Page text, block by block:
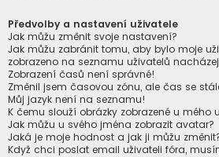
Předvolby a nastavení uživatele
Jak můžu změnit svoje nastavení?
Jak můžu zabránit tomu, aby bylo moje
zobrazeno na seznamu uživatelů
Zobrazení časů není správné!
Změnil jsem časovou zónu, ale čas se
Můj jazyk není na seznamu!
K čemu slouží obrázky zobrazené u mého
Jak můžu u svého jména zobrazit avatar?
Jaká je moje hodnost a jak ji můžu
Když chci poslat email uživateli fóra,